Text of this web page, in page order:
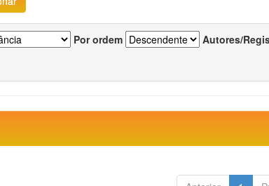
Por ordem Autores/